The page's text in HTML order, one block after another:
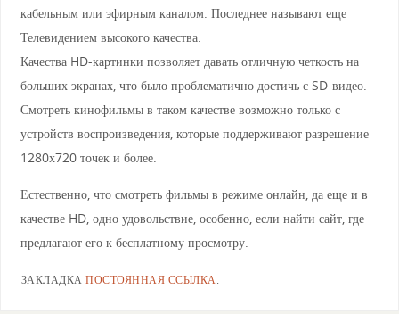
кабельным или эфирным каналом. Последнее называют еще
Телевидением высокого качества.
Качества HD-картинки позволяет давать отличную четкость на
больших экранах, что было проблематично достичь с SD-видео.
Смотреть кинофильмы в таком качестве возможно только с
устройств воспроизведения, которые поддерживают разрешение
1280х720 точек и более.
Естественно, что смотреть фильмы в режиме онлайн, да еще и в
качестве HD, одно удовольствие, особенно, если найти сайт, где
предлагают его к бесплатному просмотру.
ЗАКЛАДКАПОСТОЯННАЯ ССЫЛКА.